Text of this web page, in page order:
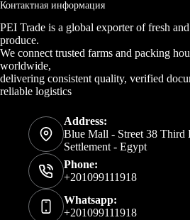
Контактная информация
PEI Trade is a global exporter of fresh
produce.
We connect trusted farms and packing
worldwide,
delivering consistent quality, verified
reliable logistics
Address:
Blue Mall - Street 38 Third
Settlement - Egypt
Phone:
+201099111918
Whatsapp:
+201099111918